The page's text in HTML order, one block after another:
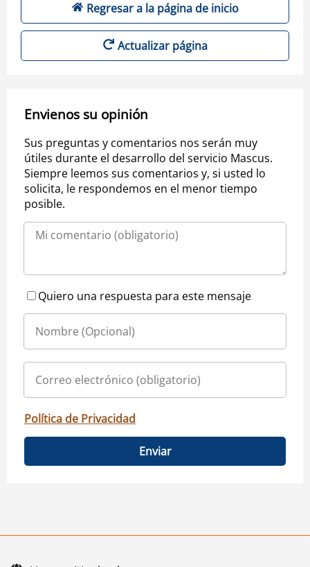
Regresar a la página de inicio
Actualizar página
Envienos su opinión
Sus preguntas y comentarios nos serán muy
útiles durante el desarrollo del servicio Mascus.
Siempre leemos sus comentarios y, si usted lo
solicita, le respondemos en el menor tiempo
posible.
Quiero una respuesta para este mensaje
Política de Privacidad
Enviar